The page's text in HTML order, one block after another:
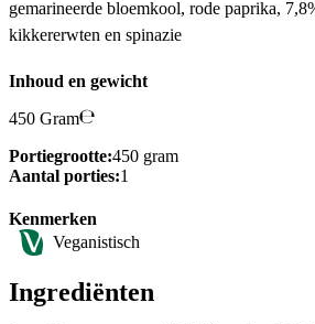
gemarineerde bloemkool, rode paprika,
kikkererwten en spinazie
Inhoud en gewicht
450 Gram
Portiegrootte:450 gram
Aantal porties:1
Kenmerken
Veganistisch
Ingrediënten